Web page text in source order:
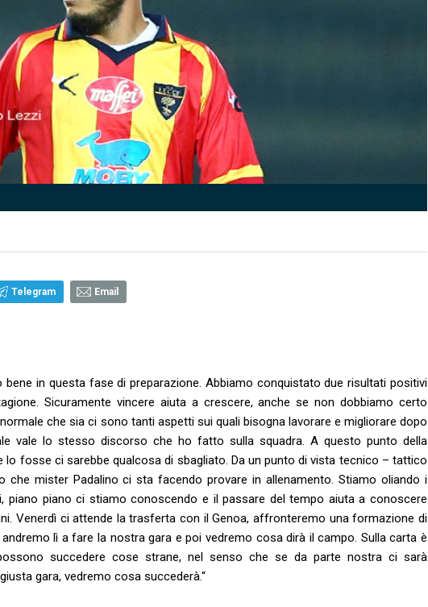
Telegram Email
in questa fase di preparazione. Abbiamo conquistato due risultati positivi
Sicuramente vincere aiuta a crescere, anche se non dobbiamo certo
che sia ci sono tanti aspetti sui quali bisogna lavorare e migliorare dopo
vale lo stesso discorso che ho fatto sulla squadra. A questo punto della
fosse ci sarebbe qualcosa di sbagliato. Da un punto di vista tecnico – tattico
che mister Padalino ci sta facendo provare in allenamento. Stiamo oliando i
piano piano ci stiamo conoscendo e il passare del tempo aiuta a conoscere
Venerdì ci attende la trasferta con il Genoa, affronteremo una formazione di
lì a fare la nostra gara e poi vedremo cosa dirà il campo. Sulla carta è
succedere cose strane, nel senso che se da parte nostra ci sarà
gara, vedremo cosa succederà.“